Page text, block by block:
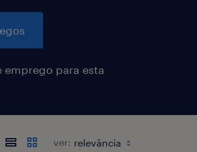
emprego para esta
ver: